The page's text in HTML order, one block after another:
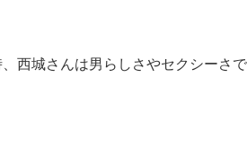
西城さんは男らしさやセクシーさ